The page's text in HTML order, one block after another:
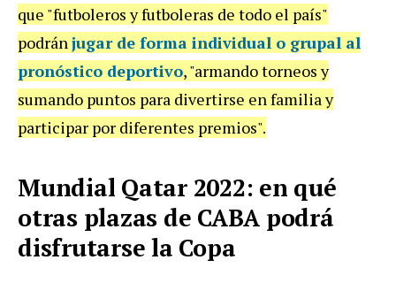
que "futboleros y futboleras de todo el país"
podránjugar de forma individual o grupal al
pronóstico deportivo, "armando torneos y
sumando puntos para divertirse en familia y
participar por diferentes premios".
Mundial Qatar 2022: en qué
otras plazas de CABA podrá
disfrutarse la Copa